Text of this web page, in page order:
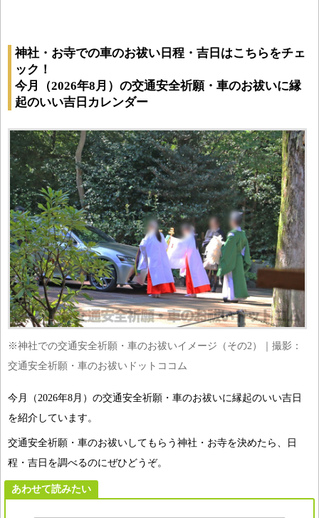
神社・お寺での車のお祓い日程・吉日はこちらをチェ
ック！
今月（2026年8月）の交通安全祈願・車のお祓いに縁
起のいい吉日カレンダー
※神社での交通安全祈願・車のお祓いイメージ（その2）｜撮影：
交通安全祈願・車のお祓いドットココム
今月（2026年8月）の交通安全祈願・車のお祓いに縁起のいい吉日
を紹介しています。
交通安全祈願・車のお祓いしてもらう神社・お寺を決めたら、日
程・吉日を調べるのにぜひどうぞ。
あわせて読みたい